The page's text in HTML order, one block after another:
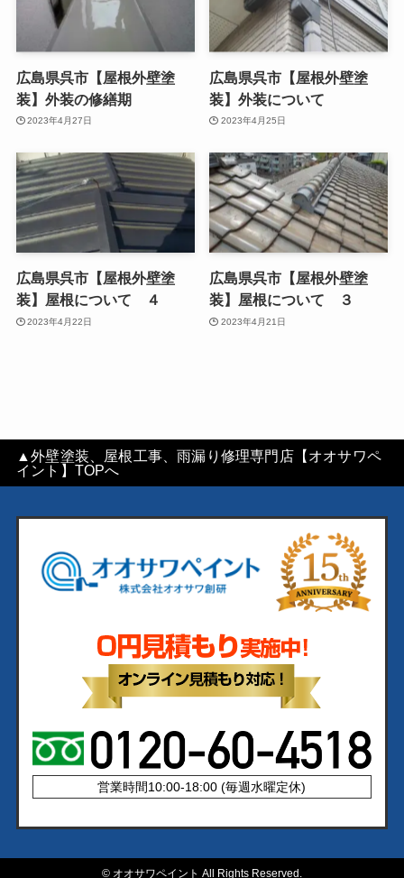
広島県呉市【屋根外壁塗
装】外装の修繕期
2023年4月27日
広島県呉市【屋根外壁塗
装】外装について
2023年4月25日
広島県呉市【屋根外壁塗
装】屋根について ４
2023年4月22日
広島県呉市【屋根外壁塗
装】屋根について ３
2023年4月21日
▲外壁塗装、屋根工事、雨漏り修理専門店【オオサワペ
イント】TOPへ
営業時間10:00-18:00 (毎週水曜定休)
© オオサワペイント All Rights Reserved.